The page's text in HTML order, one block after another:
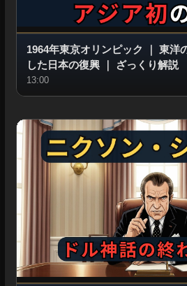
1964年東京オリンピック ｜ 東洋
した日本の復興｜ ざっくり解説
13:00